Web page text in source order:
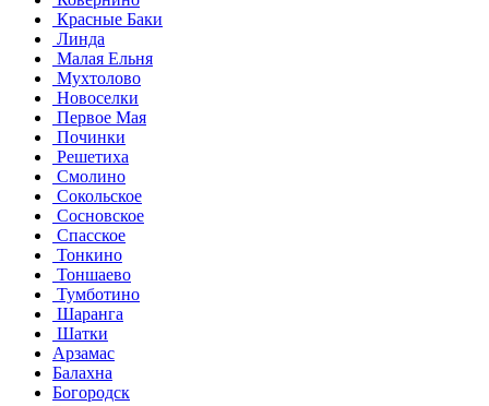
Красные Баки
Линда
Малая Ельня
Мухтолово
Новоселки
Первое Мая
Починки
Решетиха
Смолино
Сокольское
Сосновское
Спасское
Тонкино
Тоншаево
Тумботино
Шаранга
Шатки
Арзамас
Балахна
Богородск